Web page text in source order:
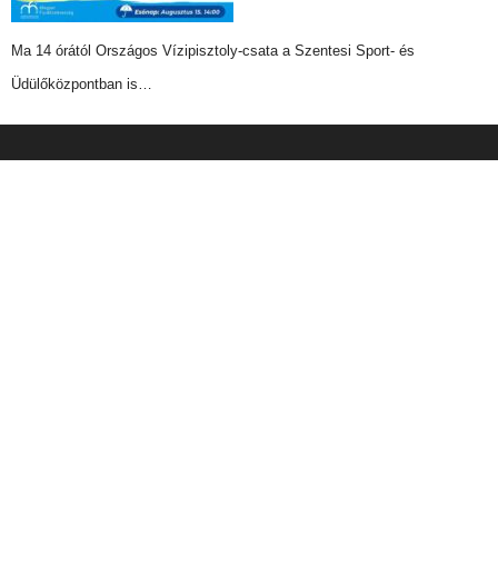
Ma 14 órától Országos Vízipisztoly-csata a Szentesi Sport- és
Üdülőközpontban is…